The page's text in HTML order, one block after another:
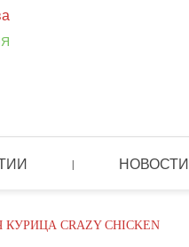
| НОВОСТИ
CRAZY CHICKEN